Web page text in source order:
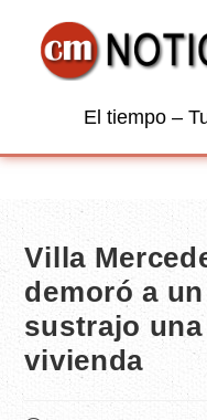
El tiempo –
Villa
demoró a
sustrajo
vivienda